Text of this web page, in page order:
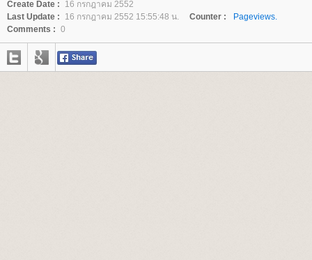
Create Date :
16 กรกฎาคม 2552
Last Update :
16 กรกฎาคม 2552 15:55:48 น. Counter :
Pageviews.
Comments : 0